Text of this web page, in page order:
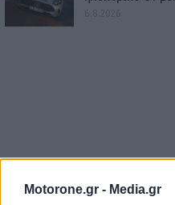
Motorone.gr - Media.gr